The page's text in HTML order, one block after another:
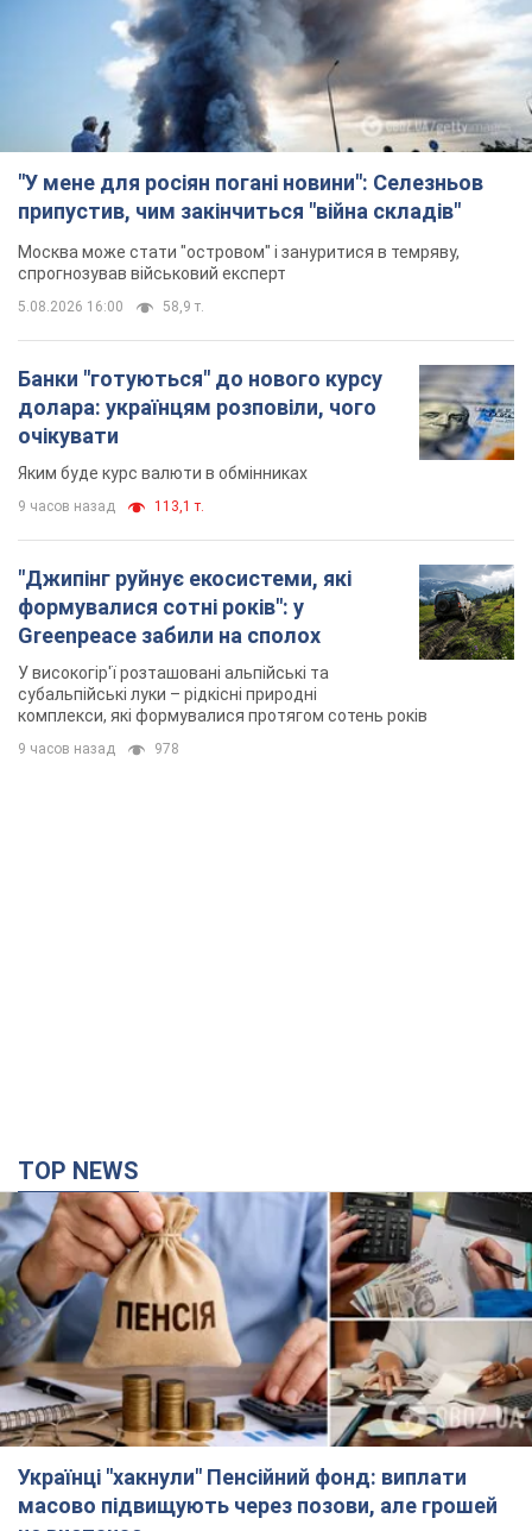
Москва може стати "островом" і зануритися в темряву,
спрогнозував військовий експерт
5.08.2026 16:00 58,9 т.
Банки "готуються" до нового курсу
долара: українцям розповіли, чого
очікувати
9 часов назад 113,1 т.
"Джипінг руйнує екосистеми, які
формувалися сотні років": у
Greenpeace забили на сполох
У високогір'ї розташовані альпійські та
комплекси, які формувалися протягом сотень років
9 часов назад 978
Українці "хакнули" Пенсійний фонд: виплати
масово підвищують через позови, але грошей
не вистачає
Як перераховують пенсії
час назад 27,0 т.
Під атакою був НПЗ: у російському Ярославлі
прогриміла серія вибухів. Фото і відео
У промисловій зоні зафіксовано кілька осередків пожежі